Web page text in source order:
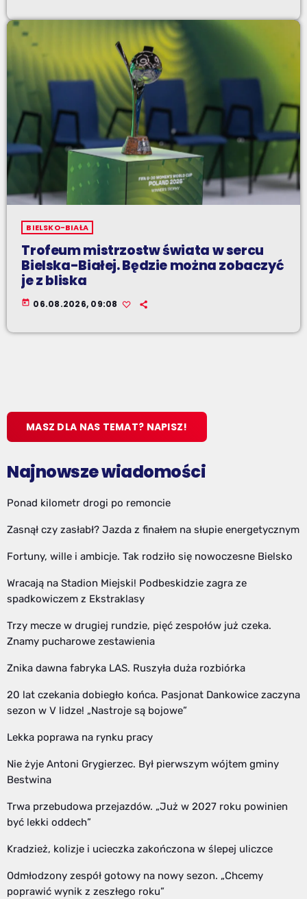
BIELSKO-BIAŁA
Trofeum mistrzostw świata w sercu
Bielska-Białej. Będzie można zobaczyć
je z bliska
today 06.08.2026, 09:08
MASZ DLA NAS TEMAT? NAPISZ!
Najnowsze wiadomości
Ponad kilometr drogi po remoncie
Zasnął czy zasłabł? Jazda z finałem na słupie energetycznym
Fortuny, wille i ambicje. Tak rodziło się nowoczesne Bielsko
Wracają na Stadion Miejski! Podbeskidzie zagra ze
spadkowiczem z Ekstraklasy
Trzy mecze w drugiej rundzie, pięć zespołów już czeka.
Znamy pucharowe zestawienia
Znika dawna fabryka LAS. Ruszyła duża rozbiórka
20 lat czekania dobiegło końca. Pasjonat Dankowice zaczyna
sezon w V lidze! „Nastroje są bojowe”
Lekka poprawa na rynku pracy
Nie żyje Antoni Grygierzec. Był pierwszym wójtem gminy
Bestwina
Trwa przebudowa przejazdów. „Już w 2027 roku powinien
być lekki oddech”
Kradzież, kolizje i ucieczka zakończona w ślepej uliczce
Odmłodzony zespół gotowy na nowy sezon. „Chcemy
poprawić wynik z zeszłego roku”